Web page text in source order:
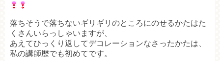
落ちそうで落ちないギリギリのところにのせるかたはた
くさんいらっしゃいますが、
あえてひっくり返してデコレーションなさったかたは、
私の講師歴でも初めてです。